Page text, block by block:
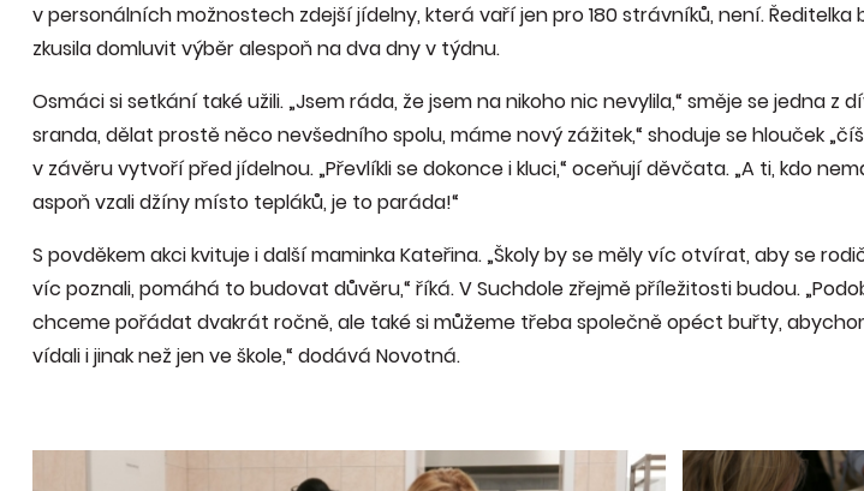
v personálních možnostech zdejší jídelny, která vaří jen pro 180 strávníků, není. Ředitelka
zkusila domluvit výběr alespoň na dva dny v týdnu.
Osmáci si setkání také užili. „Jsem ráda, že jsem na nikoho nic nevylila,“ směje se jedna z
sranda, dělat prostě něco nevšedního spolu, máme nový zážitek,“ shoduje se hlouček
v závěru vytvoří před jídelnou. „Převlíkli se dokonce i kluci,“ oceňují děvčata. „A ti, kdo
aspoň vzali džíny místo tepláků, je to paráda!“
S povděkem akci kvituje i další maminka Kateřina. „Školy by se měly víc otvírat, aby se
víc poznali, pomáhá to budovat důvěru,“ říká. V Suchdole zřejmě příležitosti budou.
chceme pořádat dvakrát ročně, ale také si můžeme třeba společně opéct buřty,
vídali i jinak než jen ve škole,“ dodává Novotná.